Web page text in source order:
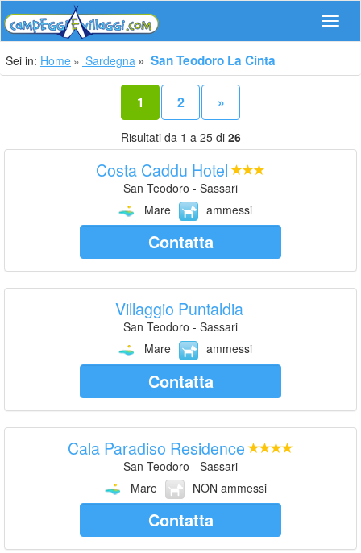
Sei in: Home Sardegna San Teodoro La Cinta
1 2 »
Risultati da 1 a 25 di 26
Costa Caddu Hotel
San Teodoro - Sassari
Mare
ammessi
Contatta
Villaggio Puntaldia
San Teodoro - Sassari
Mare
ammessi
Contatta
Cala Paradiso Residence
San Teodoro - Sassari
Mare
NON ammessi
Contatta